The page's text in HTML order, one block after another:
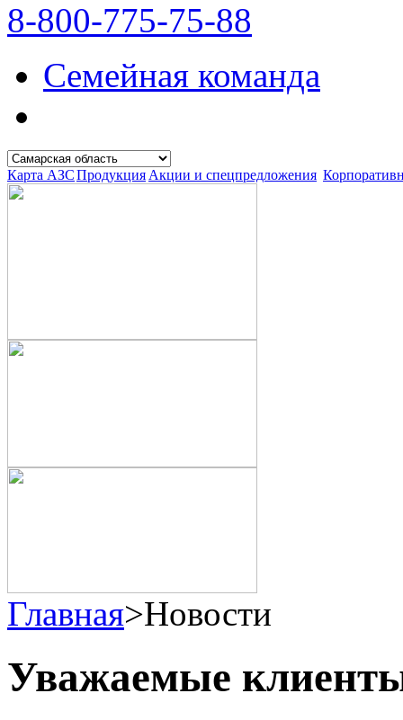
8-800-775-75-88
Семейная команда
Карта АЗСПродукция Акции и спецпредложения
Главная>Новости
Уважаемые